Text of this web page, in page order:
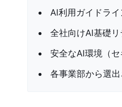
AI利用ガイドラ
全社向けAI基礎
安全なAI環境（
各事業部から選